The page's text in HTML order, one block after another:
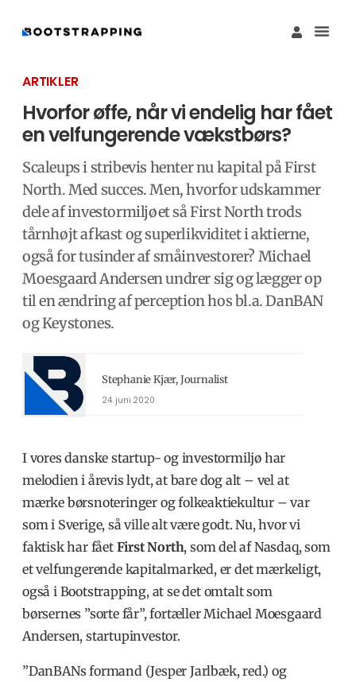
ARTIKLER
Hvorfor øffe, når vi endelig har fået
en velfungerende vækstbørs?
Scaleups i stribevis henter nu kapital på First
North. Med succes. Men, hvorfor udskammer
dele af investormiljøet så First North trods
tårnhøjt afkast og superlikviditet i aktierne,
også for tusinder af småinvestorer? Michael
Moesgaard Andersen undrer sig og lægger op
til en ændring af perception hos bl.a. DanBAN
og Keystones.
Stephanie Kjær, Journalist
24. juni 2020
I vores danske startup- og investormiljø har
melodien i årevis lydt, at bare dog alt – vel at
mærke børsnoteringer og folkeaktiekultur – var
som i Sverige, så ville alt være godt. Nu, hvor vi
faktisk har fået First North, som del af Nasdaq, som
et velfungerende kapitalmarked, er det mærkeligt,
også i Bootstrapping, at se det omtalt som
børsernes ”sorte får”, fortæller Michael Moesgaard
Andersen, startupinvestor.
”DanBANs formand (Jesper Jarlbæk, red.) og